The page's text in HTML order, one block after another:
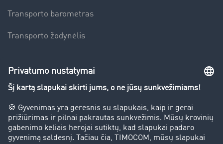
Transporto barometras
Transporto žodynėlis
Įmonė
Sėkmės istorijos
Klientai įdarbina klientus
Teisinė informacija